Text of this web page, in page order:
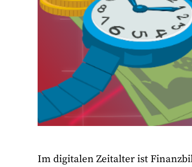
Im digitalen Zeitalter ist